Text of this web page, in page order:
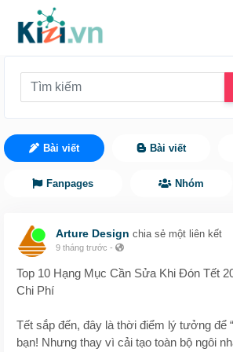
Bài viết Bài viết
Fanpages Nhóm
Arture Design chia sẻ một liên kết
9 tháng trước -
Top 10 Hạng Mục Cần Sửa Khi Đón Tết
Chi Phí
Tết sắp đến, đây là thời điểm lý tưởng để
bạn! Nhưng thay vì cải tạo toàn bộ ngôi